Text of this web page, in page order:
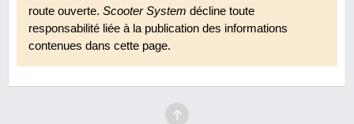
route ouverte. Scooter System décline toute
responsabilité liée à la publication des informations
contenues dans cette page.